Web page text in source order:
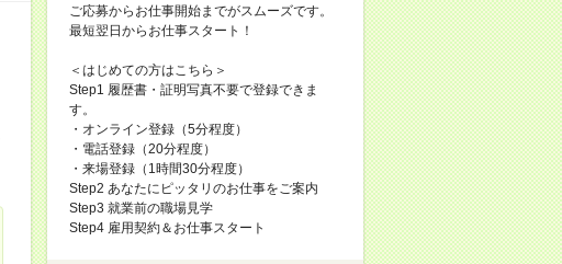
ご応募からお仕事開始までがスムーズです。
最短翌日からお仕事スタート！
＜はじめての方はこちら＞
Step1 履歴書・証明写真不要で登録できま
す。
・オンライン登録（5分程度）
・電話登録（20分程度）
・来場登録（1時間30分程度）
Step2 あなたにピッタリのお仕事をご案内
Step3 就業前の職場見学
Step4 雇用契約＆お仕事スタート